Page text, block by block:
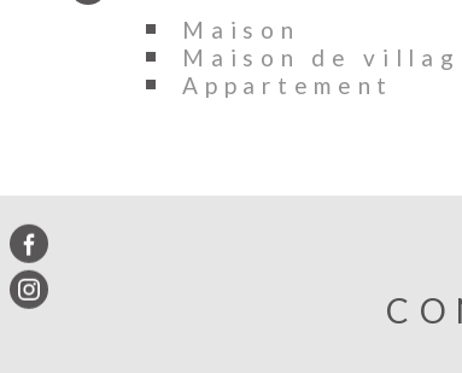
Maison
Maison de
Appartement